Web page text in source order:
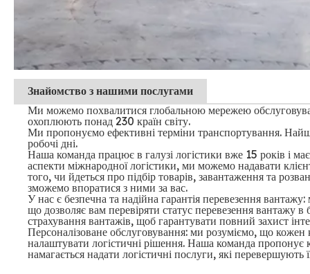
Знайомство з нашими послугами
Ми можемо похвалитися глобальною мережею
охоплюють понад 230 країн світу.
Ми пропонуємо ефективні терміни транспортування.
робочі дні.
Наша команда працює в галузі логістики вже 15 років і
аспекти міжнародної логістики, ми можемо надавати
того, чи йдеться про підбір товарів, завантаження та
зможемо впоратися з ними за вас.
У нас є безпечна та надійна гарантія перевезення
що дозволяє вам перевіряти статус перевезення вантажу
страхування вантажів, щоб гарантувати повний захист
Персоналізоване обслуговування: ми розуміємо, що
налаштувати логістичні рішення. Наша команда пропонує
намагається надати логістичні послуги, які перевершують